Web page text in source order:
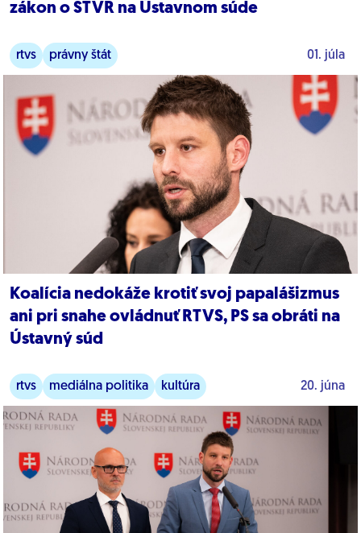
zákon o STVR na Ústavnom súde
rtvs právny štát 01. júla
Koalícia nedokáže krotiť svoj papalášizmus
ani pri snahe ovládnuť RTVS, PS sa obráti na
Ústavný súd
rtvs mediálna politika kultúra 20. júna